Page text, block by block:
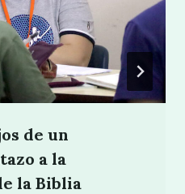
de un
a la
la Biblia